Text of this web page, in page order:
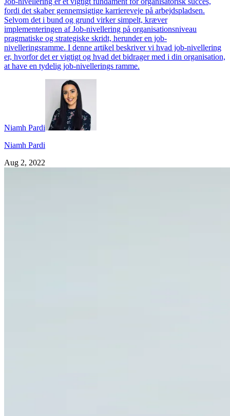
fordi det skaber gennemsigtige karriereveje på arbejdspladsen.
Selvom det i bund og grund virker simpelt, kræver
implementeringen af Job-nivellering på organisationsniveau
pragmatiske og strategiske skridt, herunder en job-
nivelleringsramme. I denne artikel beskriver vi hvad ​​job-nivellering
er, hvorfor det er vigtigt og hvad det bidrager med i din organisation,
at have en tydelig job-nivellerings ramme.
Niamh Pardi
Niamh Pardi
Aug 2, 2022